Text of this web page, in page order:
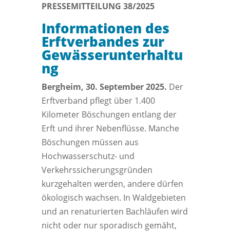
PRESSEMITTEILUNG 38/2025
Informationen des
Erftverbandes zur
Gewässerunterhaltu
ng
Bergheim, 30. September 2025. Der
Erftverband pflegt über 1.400
Kilometer Böschungen entlang der
Erft und ihrer Nebenflüsse. Manche
Böschungen müssen aus
Hochwasserschutz- und
Verkehrssicherungsgründen
kurzgehalten werden, andere dürfen
ökologisch wachsen. In Waldgebieten
und an renaturierten Bachläufen wird
nicht oder nur sporadisch gemäht,